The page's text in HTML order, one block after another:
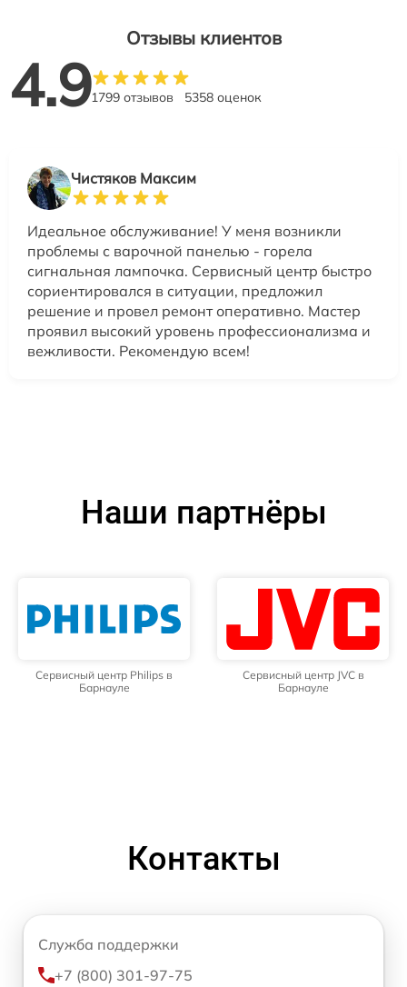
Отзывы клиентов
4.91799 отзывов 5358 оценок
Чистяков Максим
Идеальное обслуживание! У меня возникли
проблемы с варочной панелью - горела
сигнальная лампочка. Сервисный центр быстро
сориентировался в ситуации, предложил
решение и провел ремонт оперативно. Мастер
проявил высокий уровень профессионализма и
вежливости. Рекомендую всем!
Наши партнёры
Сервисный центр Philips в
Барнауле
Сервисный центр JVC в
Барнауле
Контакты
Служба поддержки
+7 (800) 301-97-75